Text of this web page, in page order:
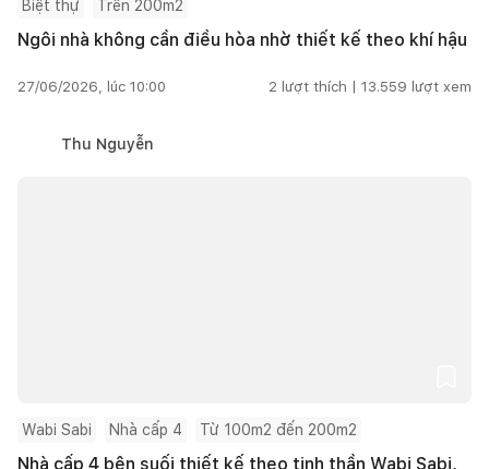
Biệt thự Trên 200m2
Ngôi nhà không cần điều hòa nhờ thiết kế theo khí hậu
27/06/2026, lúc 10:00 2 lượt thích | 13.559 lượt xem
Thu Nguyễn
Wabi Sabi Nhà cấp 4 Từ 100m2 đến 200m2
Nhà cấp 4 bên suối thiết kế theo tinh thần Wabi Sabi,